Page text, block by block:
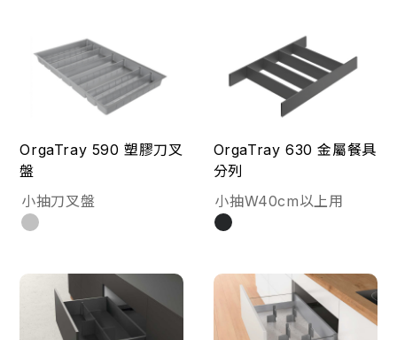
OrgaTray 590 塑膠刀叉
盤
小抽刀叉盤
OrgaTray 630 金屬餐具
分列
小抽W40cm以上用